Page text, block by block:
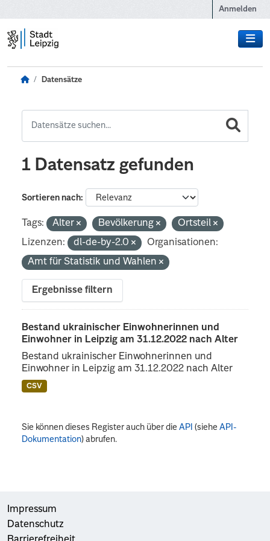
Anmelden
Datensätze
1 Datensatz gefunden
Sortieren nach
Tags: Alter Bevölkerung
Ortsteil
Lizenzen:
dl-de-by-2.0
Organisationen:
Amt für Statistik und Wahlen
Ergebnisse filtern
Bestand ukrainischer Einwohnerinnen und
Einwohner in Leipzig am 31.12.2022 nach Alter
Bestand ukrainischer Einwohnerinnen und
Einwohner in Leipzig am 31.12.2022 nach Alter
CSV
Sie können dieses Register auch über dieAPI (sieheAPI-
Dokumentation) abrufen.
Impressum
Datenschutz